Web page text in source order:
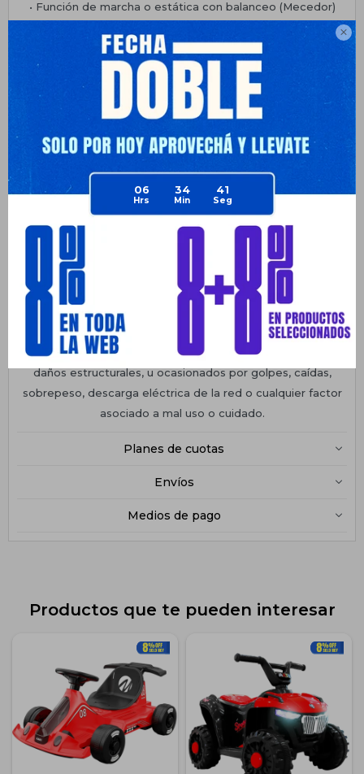

06 34 41
• Función de marcha o estática con balanceo (Mecedor)
• Puertas laterales y guarda bultos trasero
• Cinturón de seguridad
• Soporta hasta 30Kg
• LED en tablero indicador de carga
• Incluye cargador
• Batería de 2x 6v4A
• Medidas del producto 115*70*70CM
• Medidas del Packing 101*70*39CM
3 meses. Aplica solo sobre el sistema eléctrico por
defectos de fabricación. En caso de notar una falla por mal
ensamblado, sobrepeso, golpes o mal uso, la garantía
queda inmediatamente anulada en su totalidad. No cubre
daños estructurales, u ocasionados por golpes, caídas,
sobrepeso, descarga eléctrica de la red o cualquier factor
asociado a mal uso o cuidado.
Planes de cuotas
Envíos
Medios de pago
Productos que te pueden interesar